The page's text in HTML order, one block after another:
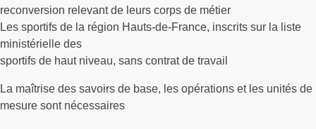
reconversion relevant de leurs corps de métier
Les sportifs de la région Hauts-de-France, inscrits sur la liste
ministérielle des
sportifs de haut niveau, sans contrat de travail
La maîtrise des savoirs de base, les opérations et les unités de
mesure sont nécessaires